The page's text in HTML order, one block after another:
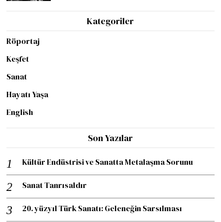
Kategoriler
Röportaj
Keşfet
Sanat
Hayatı Yaşa
English
Son Yazılar
Kültür Endüstrisi ve Sanatta Metalaşma Sorunu
Sanat Tanrısaldır
20. yüzyıl Türk Sanatı: Geleneğin Sarsılması